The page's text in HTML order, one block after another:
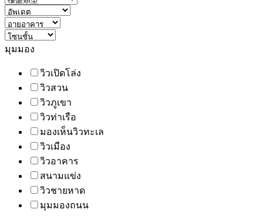
มุมมอง
วิวเปิดโล่ง
วิวสวน
วิวภูเขา
วิวท่าเรือ
มองเห็นวิวทะเล
วิวเมือง
วิวอาคาร
สนามแข่ง
วิวชายหาด
มุมมองถนน